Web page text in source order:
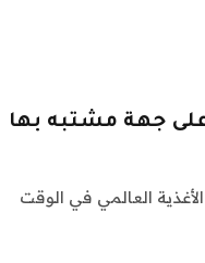
جهة مشتبه بها
العالمي في الوقت